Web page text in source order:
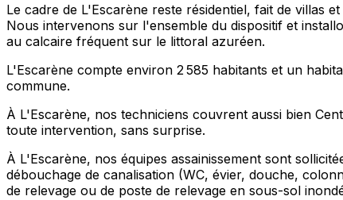
Le cadre de L'Escarène reste résidentiel, fait de villas
Nous intervenons sur l'ensemble du dispositif et
au calcaire fréquent sur le littoral azuréen.
L'Escarène compte environ 2 585 habitants et un
commune.
À L'Escarène, nos techniciens couvrent aussi bien
toute intervention, sans surprise.
À L'Escarène, nos équipes assainissement sont
débouchage de canalisation (WC, évier, douche,
de relevage ou de poste de relevage en sous-sol